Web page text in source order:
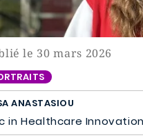
le 30 mars 2026
ANASTASIOU
in Healthcare